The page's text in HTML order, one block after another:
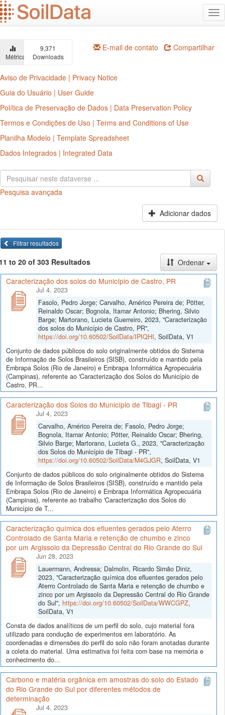
Ir
para
o
principal
Métricas
9,371
Downloads
E-mail de contato Compartilhar
Aviso de Privacidade | Privacy Notice
Guia do Usuário | User Guide
Política de Preservação de Dados | Data Preservation Policy
Termos e Condições de Uso | Terms and Conditions of Use
Planilha Modelo | Template Spreadsheet
Dados Integrados | Integrated Data
Pesquisa avançada
Adicionar dados
Filtrar resultados
to 20 of 303 Resultados
Ordenar
Caracterização dos solos do Município de Castro, PR
Jul 4, 2023
Fasolo, Pedro Jorge; Carvalho, Américo Pereira de; Pötter,
Reinaldo Oscar; Bognola, Itamar Antonio; Bhering, Silvio
Barge; Martorano, Lucieta Guerreiro, 2023, "Caracterização
dos solos do Município de Castro, PR",
https://doi.org/10.60502/SoilData/IPIQHI, SoilData, V1
Conjunto de dados públicos do solo originalmente obtidos do Sistema
de Informação de Solos Brasileiros (SISB), construído e mantido pela
Embrapa Solos (Rio de Janeiro) e Embrapa Informática Agropecuária
(Campinas), referente ao 'Caracterização dos Solos do Município de
Castro, PR...
Caracterização dos Solos do Município de Tibagi - PR
Jul 4, 2023
Carvalho, Américo Pereira de; Fasolo, Pedro Jorge;
Bognola, Itamar Antonio; Pötter, Reinaldo Oscar; Bhering,
Silvio Barge; Martorano, Lucieta G., 2023, "Caracterização
dos Solos do Município de Tibagi - PR",
https://doi.org/10.60502/SoilData/M4GJGR, SoilData, V1
Conjunto de dados públicos do solo originalmente obtidos do Sistema
de Informação de Solos Brasileiros (SISB), construído e mantido pela
Embrapa Solos (Rio de Janeiro) e Embrapa Informática Agropecuária
(Campinas), referente ao trabalho 'Caracterização dos Solos do
Município de T...
Caracterização química dos efluentes gerados pelo Aterro
Controlado de Santa Maria e retenção de chumbo e zinco
por um Argissolo da Depressão Central do Rio Grande do Sul
Jun 28, 2023
Lauermann, Andressa; Dalmolin, Ricardo Simão Diniz,
2023, "Caracterização química dos efluentes gerados pelo
Aterro Controlado de Santa Maria e retenção de chumbo e
zinco por um Argissolo da Depressão Central do Rio Grande
do Sul", https://doi.org/10.60502/SoilData/WWCGPZ,
SoilData, V1
Consta de dados analíticos de um perfil do solo, cujo material fora
utilizado para condução de experimentos em laboratório. As
coordenadas e dimensões do perfil do solo não foram anotadas durante
a coleta do material. Uma estimativa foi feita com base na memória e
conhecimento do...
Carbono e matéria orgânica em amostras do solo do Estado
do Rio Grande do Sul por diferentes métodos de
determinação
Jul 4, 2023